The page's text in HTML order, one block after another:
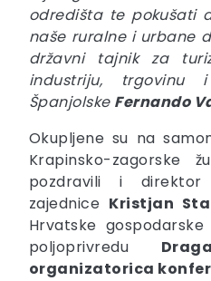
odredišta te pokušati
naše ruralne i urbane
državni tajnik za
industriju, trgovinu
Španjolske Fernando
Okupljene su na
Krapinsko-zagorske
pozdravili i direktor
zajednice Kristjan
Hrvatske
poljoprivredu
organizatorica